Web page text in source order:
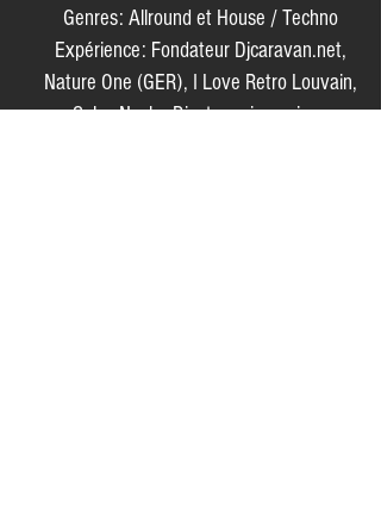
Genres: Allround et House / Techno
Expérience: Fondateur Djcaravan.net,
Nature One (GER), I Love Retro Louvain,
Salsa Noche Diest, anniversaires,